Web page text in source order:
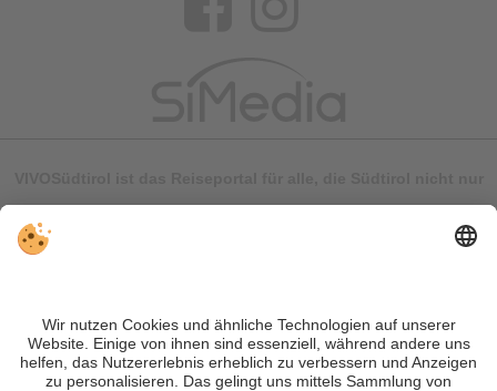
können Fehler auftreten. Wir übernehmen keine Gewähr für
die Richtigkeit und Vollständigkeit aller Informationen.